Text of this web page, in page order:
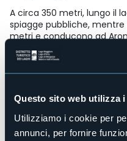
Questo sito web utilizza
Utilizziamo i cookie per
annunci, per fornire
A circa 350 metri, lungo il
spiagge pubbliche,
metri e conducono ad
ospita un piccolo porto per
Accesso disabili
Sì
No
Sala congressi
No